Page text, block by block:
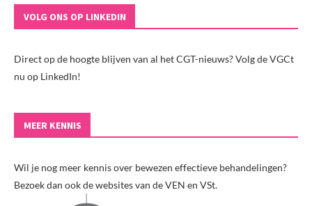
VOLG ONS OP LINKEDIN
Direct op de hoogte blijven van al het CGT-nieuws? Volg de VGCt
nu op LinkedIn!
MEER KENNIS
Wil je nog meer kennis over bewezen effectieve behandelingen?
Bezoek dan ook de websites van de VEN en VSt.